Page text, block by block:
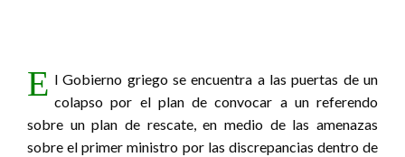
E l Gobierno griego se encuentra a las puertas de un
colapso por el plan de convocar a un referendo
sobre un plan de rescate, en medio de las amenazas
sobre el primer ministro por las discrepancias dentro de